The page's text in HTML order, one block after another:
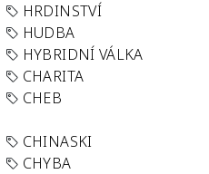
HRDINSTVÍ
HUDBA
HYBRIDNÍ VÁLKA
CHARITA
CHEB
CHINASKI
CHYBA